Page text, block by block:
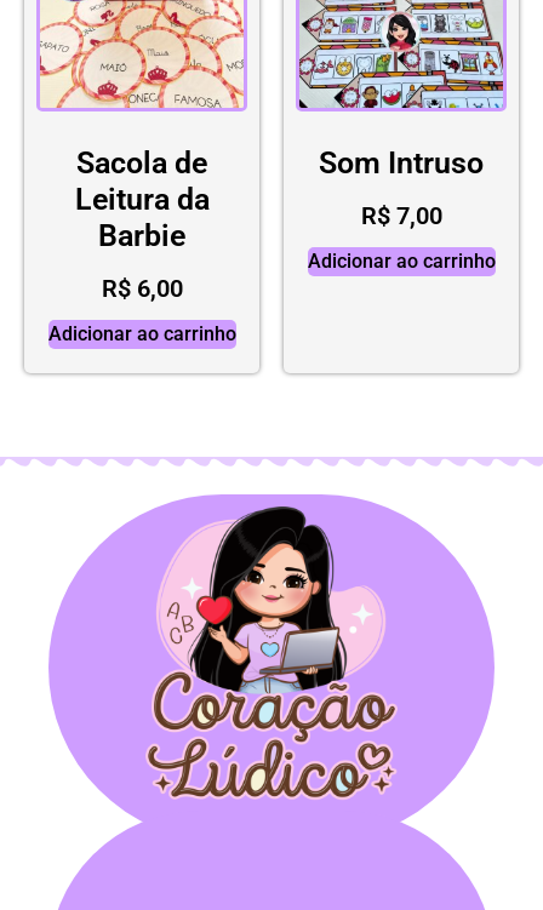
Sacola de
Leitura da
Barbie
R$6,00
Adicionar ao carrinho
Som Intruso
R$7,00
Adicionar ao carrinho